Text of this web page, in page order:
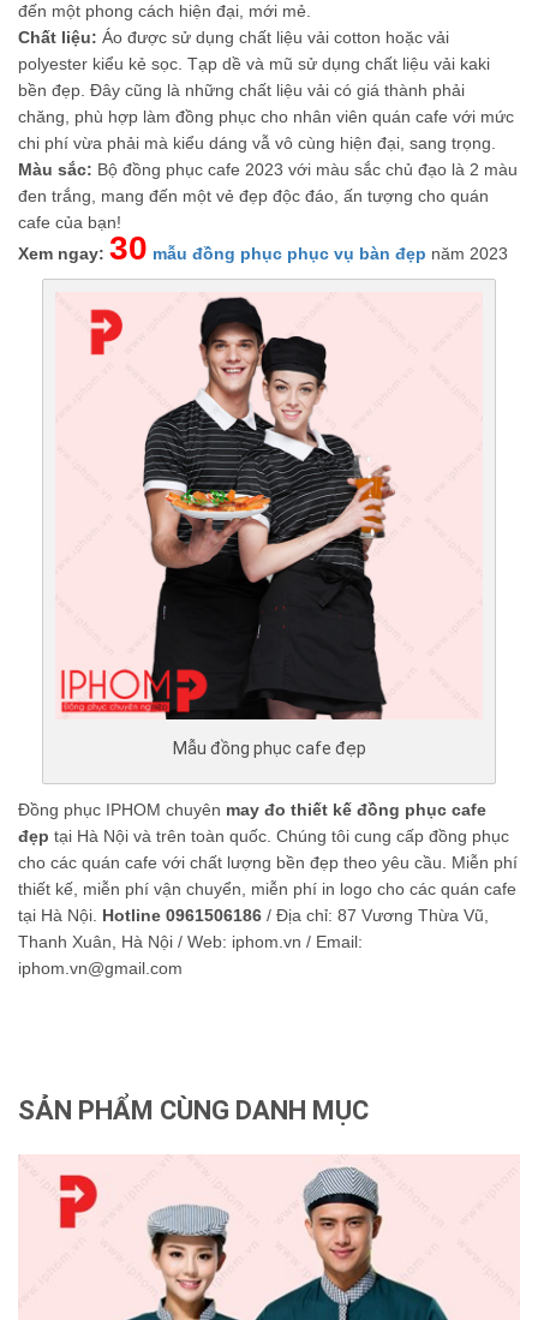
đến một phong cách hiện đại, mới mẻ.
Chất liệu: Áo được sử dụng chất liệu vải cotton hoặc vải
polyester kiểu kẻ sọc. Tạp dề và mũ sử dụng chất liệu vải kaki
bền đẹp. Đây cũng là những chất liệu vải có giá thành phải
chăng, phù hợp làm đồng phục cho nhân viên quán cafe với mức
chi phí vừa phải mà kiểu dáng vẫ vô cùng hiện đại, sang trọng.
Màu sắc: Bộ đồng phục cafe 2023 với màu sắc chủ đạo là 2 màu
đen trắng, mang đến một vẻ đẹp độc đáo, ấn tượng cho quán
cafe của bạn!
Xem ngay: 30 mẫu đồng phục phục vụ bàn đẹp năm 2023
Mẫu đồng phục cafe đẹp
Đồng phục IPHOM chuyên may đo thiết kế đồng phục cafe
đẹp tại Hà Nội và trên toàn quốc. Chúng tôi cung cấp đồng phục
cho các quán cafe với chất lượng bền đẹp theo yêu cầu. Miễn phí
thiết kế, miễn phí vận chuyển, miễn phí in logo cho các quán cafe
tại Hà Nội. Hotline 0961506186 / Địa chỉ: 87 Vương Thừa Vũ,
Thanh Xuân, Hà Nội / Web: iphom.vn / Email:
iphom.vn@gmail.com
SẢN PHẨM CÙNG DANH MỤC